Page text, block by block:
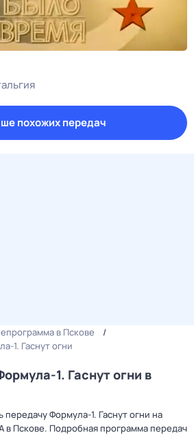
похожих передач
в Пскове
1. Гаснут огни
1. Гаснут огни в
передачу Формула-1. Гаснут огни на
в Пскове. Подробная программа передач